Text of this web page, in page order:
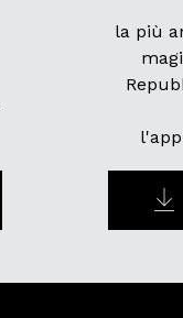
la più